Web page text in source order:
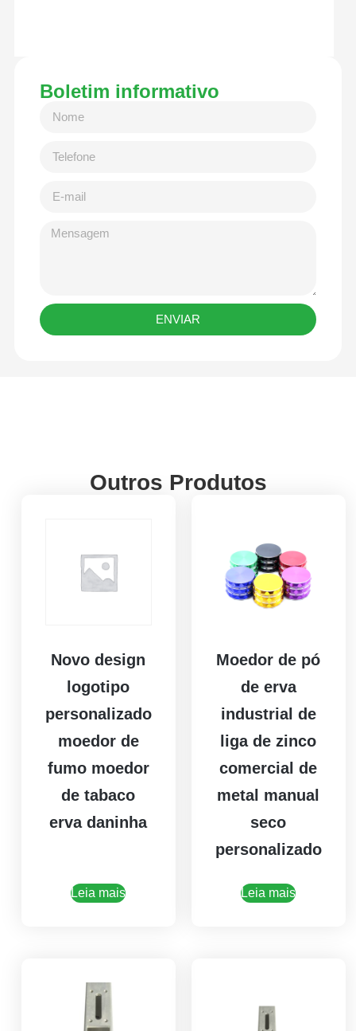
Boletim informativo
ENVIAR
Outros Produtos
Novo design
logotipo
personalizado
moedor de
fumo moedor
de tabaco
erva daninha
Leia mais
Moedor de pó
de erva
industrial de
liga de zinco
comercial de
metal manual
seco
personalizado
Leia mais